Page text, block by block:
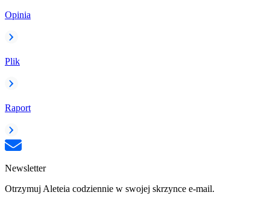
Opinia
Plik
Raport
Newsletter
Otrzymuj Aleteia codziennie w swojej skrzynce e-mail.